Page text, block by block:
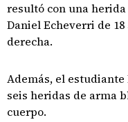
resultó con una
Daniel Echeverri de
derecha.
Además, el
seis heridas de arma
cuerpo.